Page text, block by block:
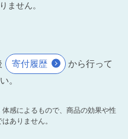
ません。
寄付履歴
から行って
。
感によるもので、商品の効果や性
ありません。